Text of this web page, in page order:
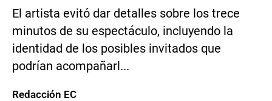
El artista evitó dar detalles sobre los trece
minutos de su espectáculo, incluyendo la
identidad de los posibles invitados que
podrían acompañarl...
Redacción EC